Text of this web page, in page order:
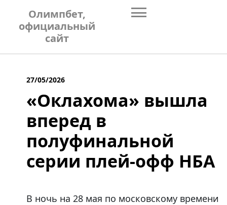
content
Олимпбет,
официальный
сайт
27/05/2026
«Оклахома» вышла
вперед в
полуфинальной
серии плей-офф НБА
В ночь на 28 мая по московскому времени